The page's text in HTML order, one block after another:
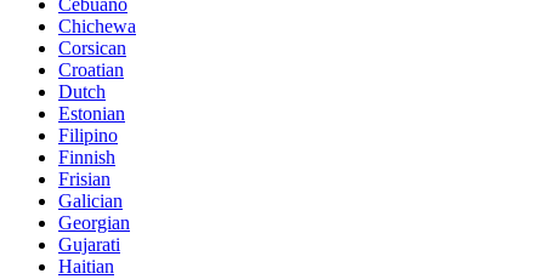
Cebuano
Chichewa
Corsican
Croatian
Dutch
Estonian
Filipino
Finnish
Frisian
Galician
Georgian
Gujarati
Haitian